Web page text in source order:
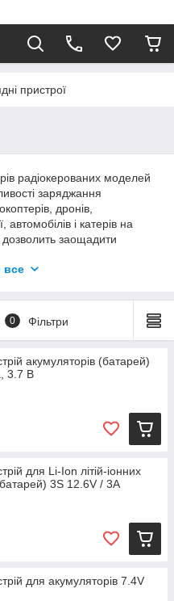
пристрої
радіокерованих моделей
заряджання
дронів,
автомобілів і катерів на
дозволить заощадити
увагу на вольтаж, для
все
0 Фільтри
акумуляторів (батарей)
3.7 В
для Li-Ion літій-іонних
3S 12.6V / 3A
для акумуляторів 7.4V